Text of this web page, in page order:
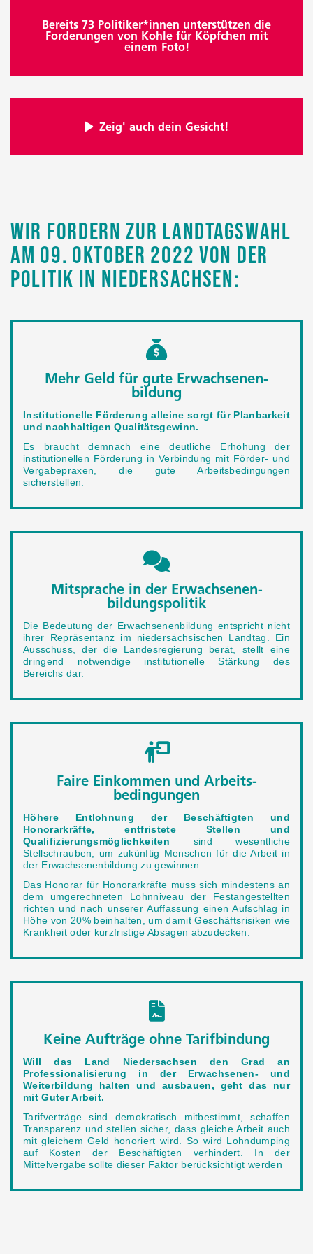
Bereits 73 Politiker*innen unterstützen die
Forderungen von Kohle für Köpfchen mit
einem Foto!
Zeig' auch dein Gesicht!
Wir fordern zur Landtagswahl
am 09. Oktober 2022 von der
Politik in Niedersachsen:
Mehr Geld für gute Erwachsenen­
bildung
Institutionelle Förderung alleine sorgt für Planbarkeit
und nachhaltigen Qualitätsgewinn.
Es braucht demnach eine deutliche Erhöhung der
institutionellen Förderung in Verbindung mit Förder- und
Vergabepraxen, die gute Arbeitsbedingungen
sicherstellen.
Mitsprache in der Erwachsenen­
bildungspolitik
Die Bedeutung der Erwachsenenbildung entspricht nicht
ihrer Repräsentanz im niedersächsischen Landtag. Ein
Ausschuss, der die Landesregierung berät, stellt eine
dringend notwendige institutionelle Stärkung des
Bereichs dar.
Faire Einkommen und Arbeits­
bedingungen
Höhere Entlohnung der Beschäftigten und
Honorarkräfte, entfristete Stellen und
Qualifizierungsmöglichkeiten sind wesentliche
Stellschrauben, um zukünftig Menschen für die Arbeit in
der Erwachsenenbildung zu gewinnen.
Das Honorar für Honorarkräfte muss sich mindestens an
dem umgerechneten Lohnniveau der Festangestellten
richten und nach unserer Auffassung einen Aufschlag in
Höhe von 20% beinhalten, um damit Geschäftsrisiken wie
Krankheit oder kurzfristige Absagen abzudecken.
Keine Aufträge ohne Tarifbindung
Will das Land Niedersachsen den Grad an
Professionalisierung in der Erwachsenen- und
Weiterbildung halten und ausbauen, geht das nur
mit Guter Arbeit.
Tarifverträge sind demokratisch mitbestimmt, schaffen
Transparenz und stellen sicher, dass gleiche Arbeit auch
mit gleichem Geld honoriert wird. So wird Lohndumping
auf Kosten der Beschäftigten verhindert. In der
Mittelvergabe sollte dieser Faktor berücksichtigt werden